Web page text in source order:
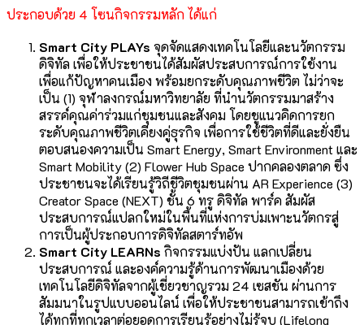
ประกอบด้วย 4 โซนกิจกรรมหลัก ได้แก่
Smart City PLAYs จุดจัดแสดงเทคโนโลยีและนวัตกรรม
ดิจิทัล เพื่อให้ประชาชนได้สัมผัสประสบการณ์การใช้งาน
เพื่อแก้ปัญหาคนเมือง พร้อมยกระดับคุณภาพชีวิต ไม่ว่าจะ
เป็น (1) จุฬาลงกรณ์มหาวิทยาลัย ที่นำนวัตกรรมมาสร้าง
สรรค์คุณค่าร่วมแก่ชุมชนและสังคม โดยชูแนวคิดการยก
ระดับคุณภาพชีวิตเคียงคู่ธุรกิจ เพื่อการใช้ชีวิตที่ดีและยั่งยืน
ตอบสนองความเป็น Smart Energy, Smart Environment และ
Smart Mobility (2) Flower Hub Space ปากคลองตลาด ซึ่ง
ประชาชนจะได้เรียนรู้วิถีชีวิตชุมชนผ่าน AR Experience (3)
Creator Space (NEXT) ชั้น 6 ทรู ดิจิทัล พาร์ค สัมผัส
ประสบการณ์แปลกใหม่ในพื้นที่แห่งการบ่มเพาะนวัตกรสู่
การเป็นผู้ประกอบการดิจิทัลสตาร์ทอัพ
Smart City LEARNs กิจกรรมแบ่งปัน แลกเปลี่ยน
ประสบการณ์ และองค์ความรู้ด้านการพัฒนาเมืองด้วย
เทคโนโลยีดิจิทัลจากผู้เชี่ยวชาญรวม 24 เซสชัน ผ่านการ
สัมมนาในรูปแบบออนไลน์ เพื่อให้ประชาชนสามารถเข้าถึง
ได้ทุกที่ทุกเวลาต่อยอดการเรียนรู้อย่างไม่รู้จบ (Lifelong